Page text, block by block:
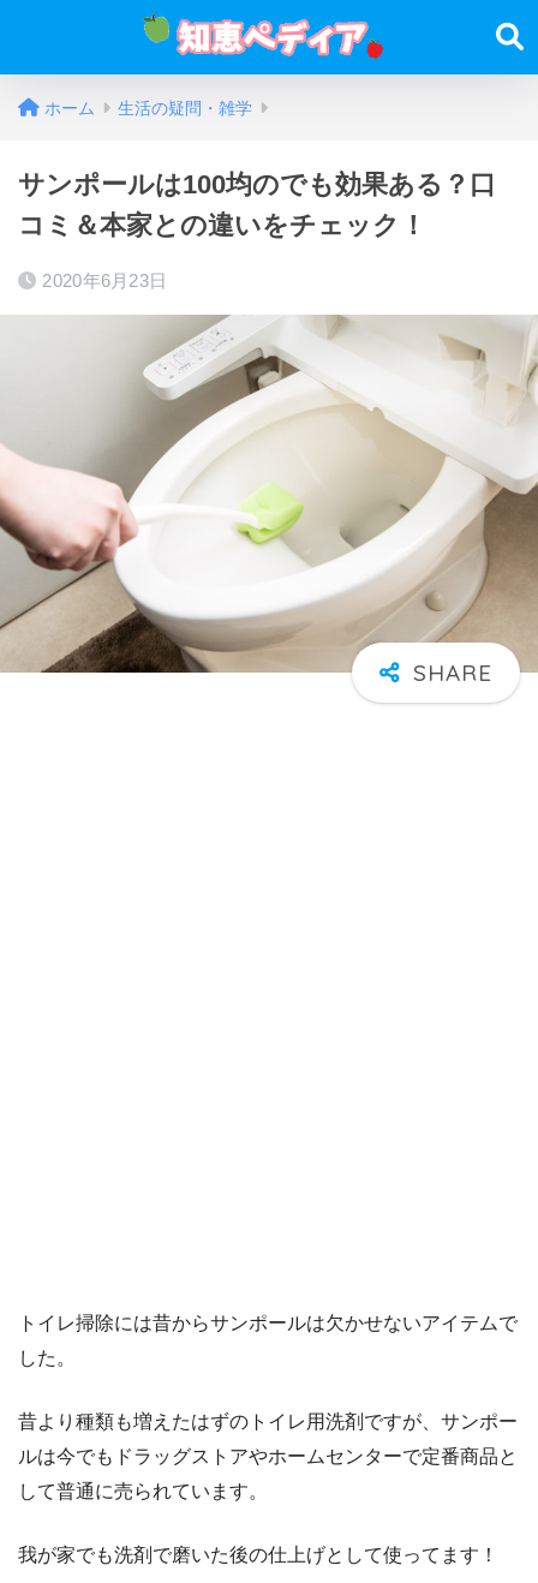
ホーム 生活の疑問・雑学
サンポールは100均のでも効果ある？口
コミ＆本家との違いをチェック！
2020年6月23日
トイレ掃除には昔からサンポールは欠かせないアイテムで
した。
昔より種類も増えたはずのトイレ用洗剤ですが、サンポー
ルは今でもドラッグストアやホームセンターで定番商品と
して普通に売られています。
我が家でも洗剤で磨いた後の仕上げとして使ってます！